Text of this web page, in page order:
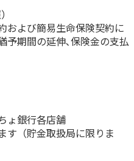
約款）
康と安心を手のひらに～
ィ
および簡易生命保険契約に
予期間の延伸､保険金の支払
ょ銀行各店舗
す（貯金取扱局に限りま